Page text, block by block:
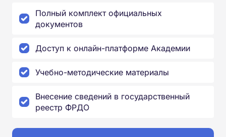
Полный комплект официальных
документов
Доступ к онлайн-платформе Академии
Учебно-методические материалы
Внесение сведений в государственный
реестр ФРДО